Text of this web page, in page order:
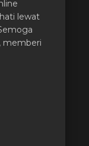
lewat
memberi